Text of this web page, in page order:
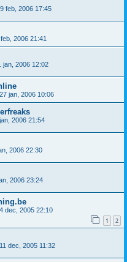
feb, 2006 17:45
2006 21:41
jan, 2006 12:02
jan, 2006 10:06
2006 21:54
2006 22:30
2006 23:24
dec, 2005 22:10
1 2
dec, 2005 11:32